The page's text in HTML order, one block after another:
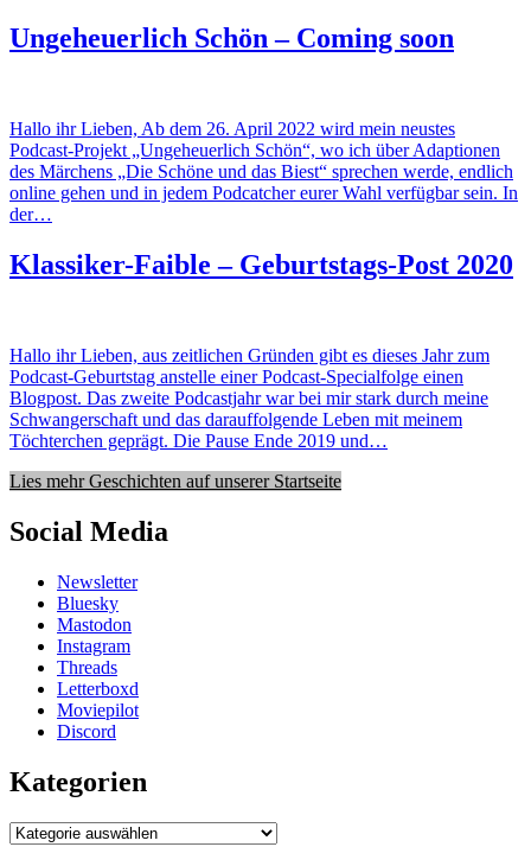
Ungeheuerlich Schön – Coming soon
Hallo ihr Lieben, Ab dem 26. April 2022 wird mein neustes
Podcast-Projekt „Ungeheuerlich Schön“, wo ich über Adaptionen
des Märchens „Die Schöne und das Biest“ sprechen werde, endlich
online gehen und in jedem Podcatcher eurer Wahl verfügbar sein. In
der…
Klassiker-Faible – Geburtstags-Post 2020
Hallo ihr Lieben, aus zeitlichen Gründen gibt es dieses Jahr zum
Podcast-Geburtstag anstelle einer Podcast-Specialfolge einen
Blogpost. Das zweite Podcastjahr war bei mir stark durch meine
Schwangerschaft und das darauffolgende Leben mit meinem
Töchterchen geprägt. Die Pause Ende 2019 und…
Lies mehr Geschichten auf unserer Startseite
Social Media
Newsletter
Bluesky
Mastodon
Instagram
Threads
Letterboxd
Moviepilot
Discord
Kategorien
Kategorien